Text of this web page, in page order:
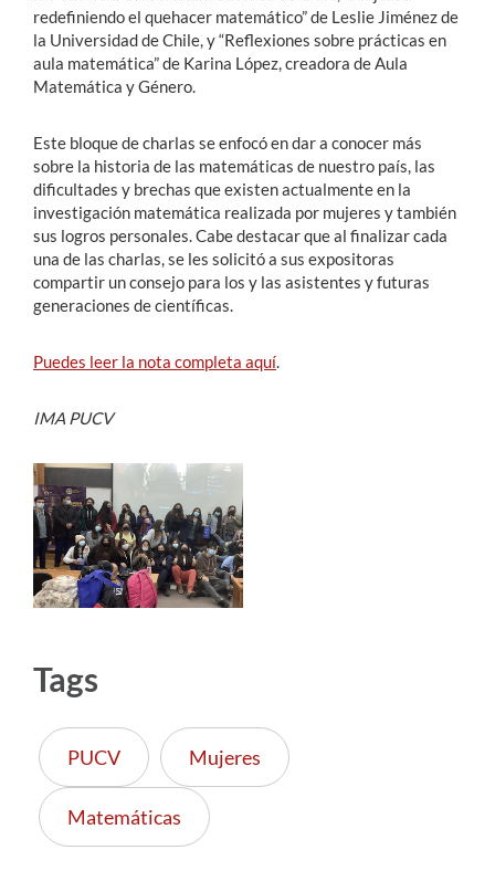
redefiniendo el quehacer matemático” de Leslie Jiménez de
la Universidad de Chile, y “Reflexiones sobre prácticas en
aula matemática” de Karina López, creadora de Aula
Matemática y Género.
Este bloque de charlas se enfocó en dar a conocer más
sobre la historia de las matemáticas de nuestro país, las
dificultades y brechas que existen actualmente en la
investigación matemática realizada por mujeres y también
sus logros personales. Cabe destacar que al finalizar cada
una de las charlas, se les solicitó a sus expositoras
compartir un consejo para los y las asistentes y futuras
generaciones de científicas.
Puedes leer la nota completa aquí.
IMA PUCV
Tags
PUCV Mujeres
Matemáticas